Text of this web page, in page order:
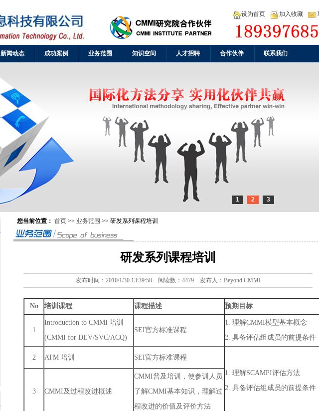
设为首页 加入收藏
新闻动态 成功案例 业务范围 知识空间 人才招聘 合作伙伴 联系我们
1 2 3
您当前位置： 首页 >> 业务范围 >> 研发系列课程培训
研发系列课程培训
发布时间：2010/1/30 13:39:58 阅读数：4479 发布人：Beyond CMMI
No 培训课程 课程描述 预期目标
1
Introduction to CMMI 培训
(CMMI for DEV/SVC/ACQ)
SEI官方标准课程
1. 理解CMMI模型基本概念
2. 具备评估组成员的前提条件
2 ATM 培训 SEI官方标准课程
1. 理解SCAMPI评估方法
2. 具备评估组成员的前提条件
3 CMMI及过程改进概述
CMMI普及培训，使参训人员
了解CMMI基本知识，理解过
程改进的价值及评价方法